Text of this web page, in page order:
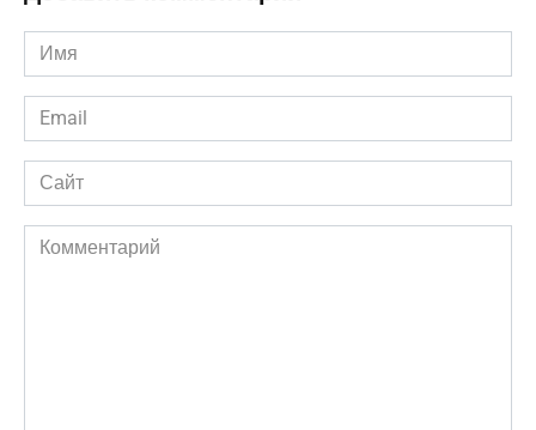
Имя
*
Email
*
Сайт
Комментарий